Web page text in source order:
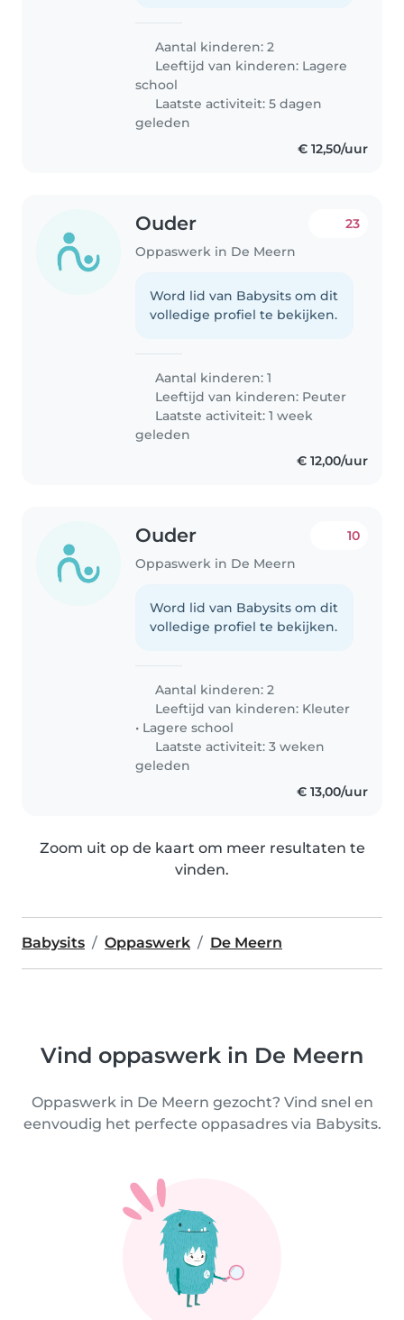
Aantal kinderen: 2
Leeftijd van kinderen: Lagere
school
Laatste activiteit: 5 dagen
geleden
€ 12,50/uur
Ouder
Oppaswerk in De Meern
23
Word lid van Babysits om dit
volledige profiel te bekijken.
Aantal kinderen: 1
Leeftijd van kinderen: Peuter
Laatste activiteit: 1 week
geleden
€ 12,00/uur
Ouder
Oppaswerk in De Meern
10
Word lid van Babysits om dit
volledige profiel te bekijken.
Aantal kinderen: 2
Leeftijd van kinderen: Kleuter
• Lagere school
Laatste activiteit: 3 weken
geleden
€ 13,00/uur
Zoom uit op de kaart om meer resultaten te
vinden.
Babysits Oppaswerk De Meern
Vind oppaswerk in De Meern
Oppaswerk in De Meern gezocht? Vind snel en
eenvoudig het perfecte oppasadres via Babysits.